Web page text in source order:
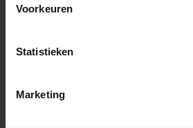
Voorkeuren
Statistieken
Marketing
SKU